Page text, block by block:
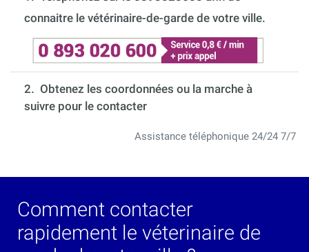
connaitre le vétérinaire-de-garde de votre ville.
2. Obtenez les coordonnées ou la marche à
suivre pour le contacter
Assistance téléphonique 24/24 7/7
Comment contacter
rapidement le véterinaire de